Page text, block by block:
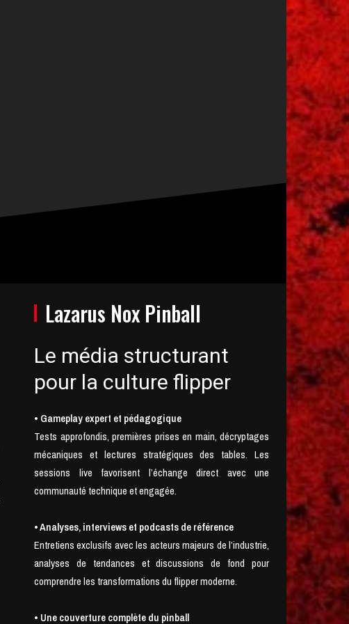
Lazarus Nox Pinball
Le média structurant
pour la culture flipper
• Gameplay expert et pédagogique
Tests approfondis, premières prises en main, décryptages
mécaniques et lectures stratégiques des tables. Les
sessions live favorisent l’échange direct avec une
communauté technique et engagée.
• Analyses, interviews et podcasts de référence
Entretiens exclusifs avec les acteurs majeurs de l’industrie,
analyses de tendances et discussions de fond pour
comprendre les transformations du flipper moderne.
• Une couverture complète du pinball